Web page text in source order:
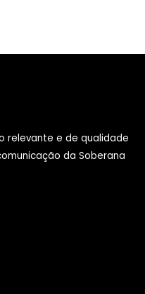
relevante e de qualidade
da Soberana